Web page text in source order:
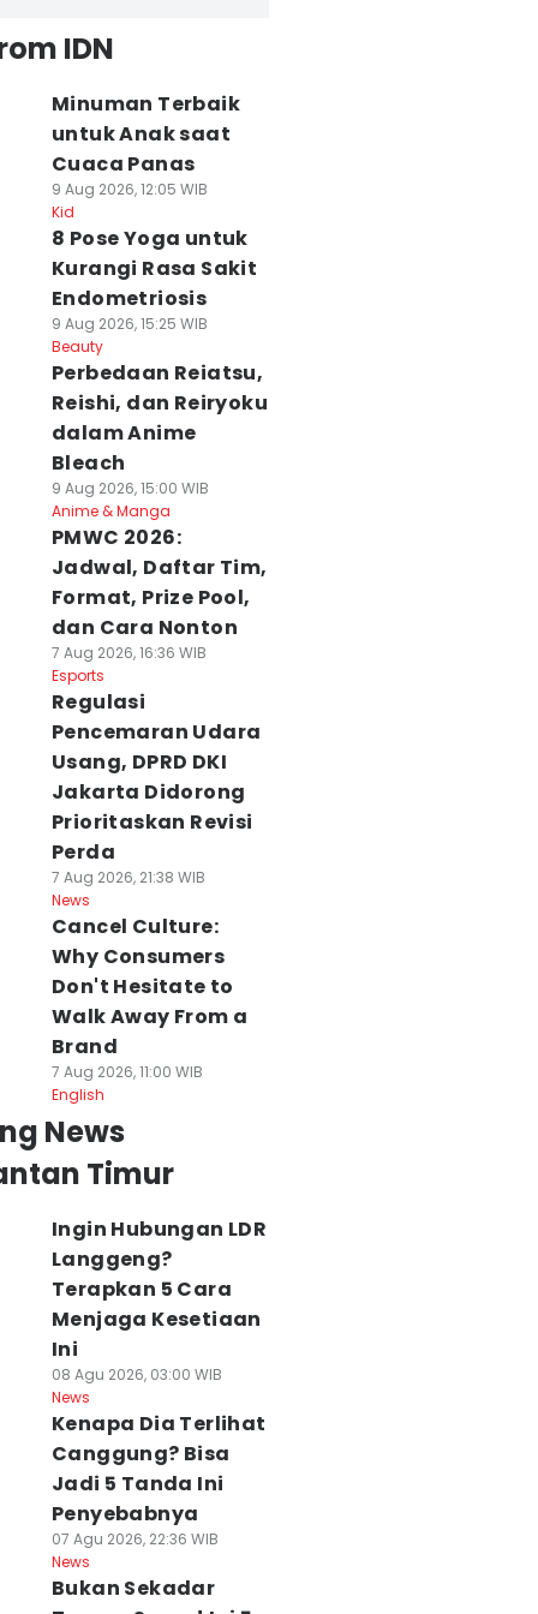
Cuma soal Dari 109 Jadi 72
IDN
Minuman Terbaik
untuk Anak saat
Cuaca Panas
9 Aug 2026, 12:05 WIB
Kid
8 Pose Yoga untuk
Kurangi Rasa Sakit
Endometriosis
9 Aug 2026, 15:25 WIB
Beauty
Perbedaan Reiatsu,
Reishi, dan Reiryoku
dalam Anime
Bleach
9 Aug 2026, 15:00 WIB
Anime & Manga
PMWC 2026:
Jadwal, Daftar Tim,
Format, Prize Pool,
dan Cara Nonton
7 Aug 2026, 16:36 WIB
Esports
Regulasi
Pencemaran Udara
Usang, DPRD DKI
Jakarta Didorong
Prioritaskan Revisi
Perda
7 Aug 2026, 21:38 WIB
News
Cancel Culture:
Why Consumers
Don't Hesitate to
Walk Away From a
Brand
7 Aug 2026, 11:00 WIB
English
News
Timur
Ingin Hubungan LDR
Langgeng?
Terapkan 5 Cara
Menjaga Kesetiaan
Ini
08 Agu 2026, 03:00 WIB
News
Kenapa Dia Terlihat
Canggung? Bisa
Jadi 5 Tanda Ini
Penyebabnya
07 Agu 2026, 22:36 WIB
News
Bukan Sekadar